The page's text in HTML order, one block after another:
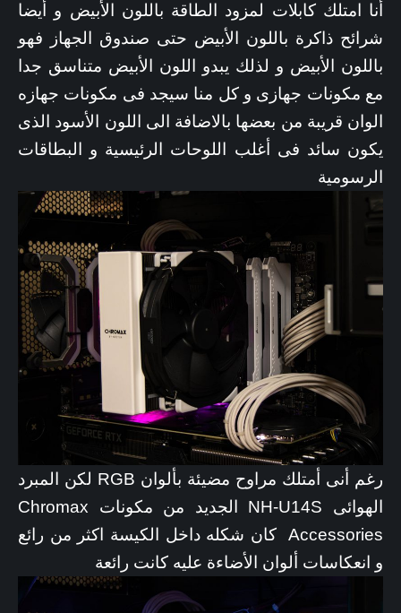
أنا امتلك كابلات لمزود الطاقة باللون الأبيض و أيضا
شرائح ذاكرة باللون الأبيض حتى صندوق الجهاز فهو
باللون الأبيض و لذلك يبدو اللون الأبيض متناسق جدا
مع مكونات جهازى و كل منا سيجد فى مكونات جهازه
الوان قريبة من بعضها بالاضافة الى اللون الأسود الذى
يكون سائد فى أغلب اللوحات الرئيسية و البطاقات
الرسومية
رغم أنى أمتلك مراوح مضيئة بألوان RGB لكن المبرد
الهوائى NH-U14S الجديد من مكونات Chromax
Accessories كان شكله داخل الكيسة اكثر من رائع
و انعكاسات ألوان الأضاءة عليه كانت رائعة